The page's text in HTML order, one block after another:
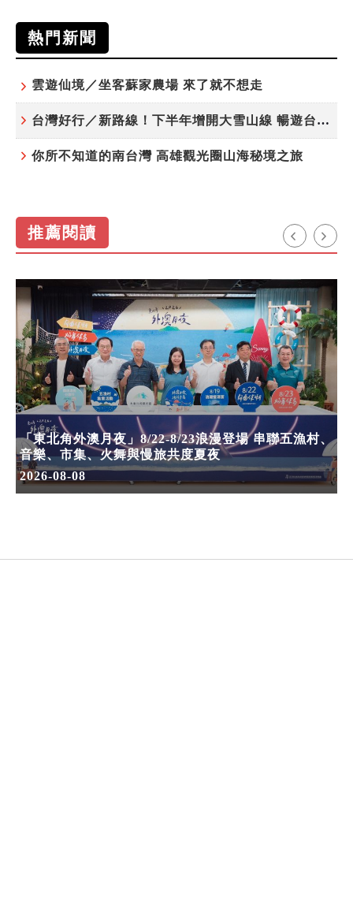
熱門新聞
雲遊仙境／坐客蘇家農場 來了就不想走
台灣好行／新路線！下半年增開大雪山線 暢遊台中更便利
你所不知道的南台灣 高雄觀光圈山海秘境之旅
推薦閱讀
「東北角外澳月夜」8/22-8/23浪漫登場 串聯五漁村、
音樂、市集、火舞與慢旅共度夏夜
2026-08-08